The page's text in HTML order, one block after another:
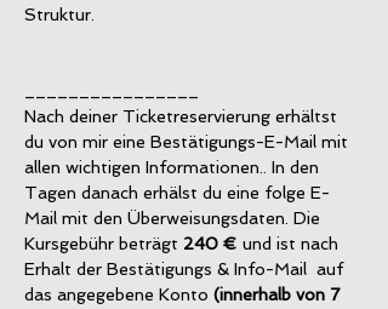
Struktur.
Nach deiner Ticketreservierung erhältst
du von mir eine Bestätigungs-E-Mail mit
allen wichtigen Informationen.. In den
Tagen danach erhälst du eine folge E-
Mail mit den Überweisungsdaten. Die
Kursgebühr beträgt 240 € und ist nach
Erhalt der Bestätigungs & Info-Mail  auf
das angegebene Konto (innerhalb von 7